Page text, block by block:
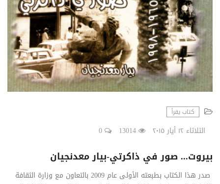
كتاب يقرأ
الثلاثاء ١٢ أيار ٢٠١٥ 13014
0
​بيروت... صور في ذاكرتي-بيار معدنجيان
صدر هذا الكتاب بطبعته الأولى عام 2009 بالتعاون مع وزارة الثقافة